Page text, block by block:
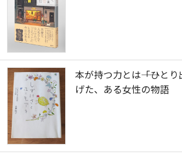
本が持つ力とは――「ひと
げた、ある女性の物語